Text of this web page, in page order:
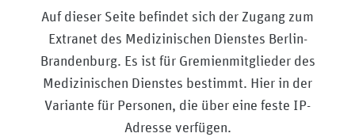
Auf dieser Seite befindet sich der Zugang zum
Extranet des Medizinischen Dienstes Berlin-
Brandenburg. Es ist für Gremienmitglieder des
Medizinischen Dienstes bestimmt. Hier in der
Variante für Personen, die über eine feste IP-
Adresse verfügen.